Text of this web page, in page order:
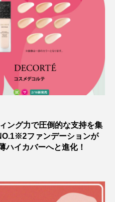
ング力で圧倒的な支持を集
ファンデーションが
ハイカバーへと進化！